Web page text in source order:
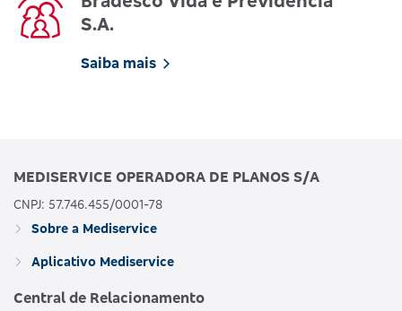
S.A.
Saiba mais
MEDISERVICE OPERADORA DE PLANOS S/A
CNPJ: 57.746.455/0001-78
Sobre a Mediservice
Aplicativo Mediservice
Central de Relacionamento